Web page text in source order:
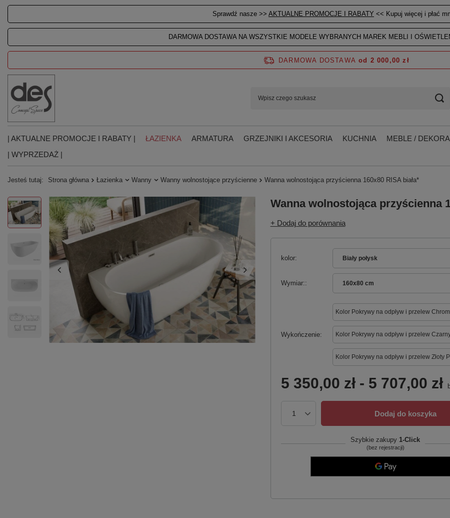
Sprawdź nasze >> AKTUALNE PROMOCJE I RABATY << Kupuj więcej i płać
DARMOWA DOSTAWA NA WSZYSTKIE MODELE WYBRANYCH MAREK MEBLI I
DARMOWA DOSTAWA od 2 000,00 zł
| AKTUALNE PROMOCJE I RABATY | ŁAZIENKA ARMATURA GRZEJNIKI I AKCESORIA KUCHNIA MEBLE /
| WYPRZEDAŻ |
Jesteś tutaj: Strona główna Łazienka Wanny Wanny wolnostojące przyścienne Wanna wolnostojąca przyścienna 160x80 RISA biała*
Wanna wolnostojąca przyścienna
+ Dodaj do porównania
kolor Biały połysk
Wymiar: 160x80 cm
Wykończenie
Kolor Pokrywy na odpływ i przelew Chrom
Kolor Pokrywy na odpływ i przelew
Kolor Pokrywy na odpływ i przelew Złoty
5 350,00 zł- 5 707,00 zł
Dodaj do koszyka
Szybkie zakupy 1-Click
(bez rejestracji)